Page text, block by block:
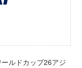
ルドカップ26アジ